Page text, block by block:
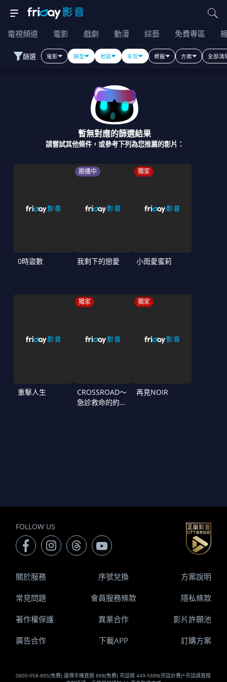
電視頻道 電影 戲劇 動漫 綜藝 免費專區
篩選 電影 類型 地區 年份 標籤 方案 全部清
暫無對應的篩選結果
請嘗試其他條件，或參考下列為您推薦的影片：
0時盜數
跟播中
我剩下的戀愛
獨家
小雨愛蜜莉
重擊人生
獨家
CROSSROAD～
急診救命的約定
獨家
再見NOIR
FOLLOW US
0800-058-885(免費) 遠傳手機直撥 888(免費) 市話撥 449-5888(市話計費)*市話請直撥
關於服務 序號兌換 方案說明
常見問題 會員服務條款 隱私條款
著作權保護 異業合作 影片許願池
廣告合作 下載APP 訂購方案